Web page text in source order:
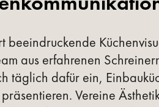
beeindruckende
aus erfahrenen
täglich dafür ein,
Vereine